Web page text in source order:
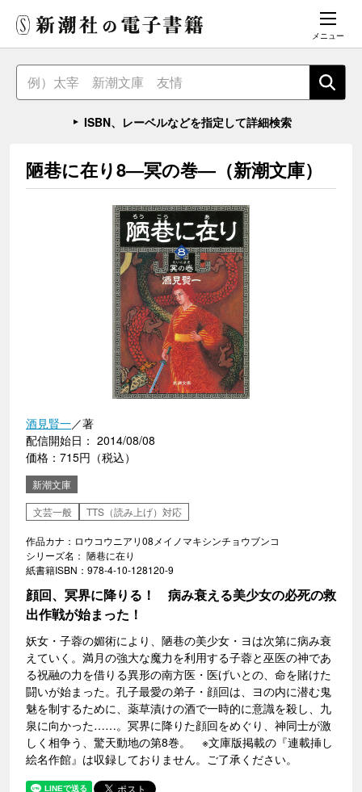
メニュー
ISBN、レーベルなどを指定して詳細検索
陋巷に在り8―冥の巻―（新潮文庫）
酒見賢一／著
配信開始日： 2014/08/08
価格：715円（税込）
新潮文庫
文芸一般
TTS（読み上げ）対応
作品カナ：ロウコウニアリ08メイノマキシンチョウブンコ
シリーズ名： 陋巷に在り
紙書籍ISBN：978-4-10-128120-9
顔回、冥界に降りる！ 病み衰える美少女の必死の救
出作戦が始まった！
妖女・子蓉の媚術により、陋巷の美少女・ヨは次第に病み衰
えていく。満月の強大な魔力を利用する子蓉と巫医の神であ
る祝融の力を借りる異形の南方医・医げいとの、命を賭けた
闘いが始まった。孔子最愛の弟子・顔回は、ヨの内に潜む鬼
魅を制するために、薬草漬けの酒で一時的に意識を殺し、九
泉に向かった……。冥界に降りた顔回をめぐり、神同士が激
しく相争う、驚天動地の第8巻。 ※文庫版掲載の『連載挿し
絵名作館』は収録しておりません。ご了承ください。